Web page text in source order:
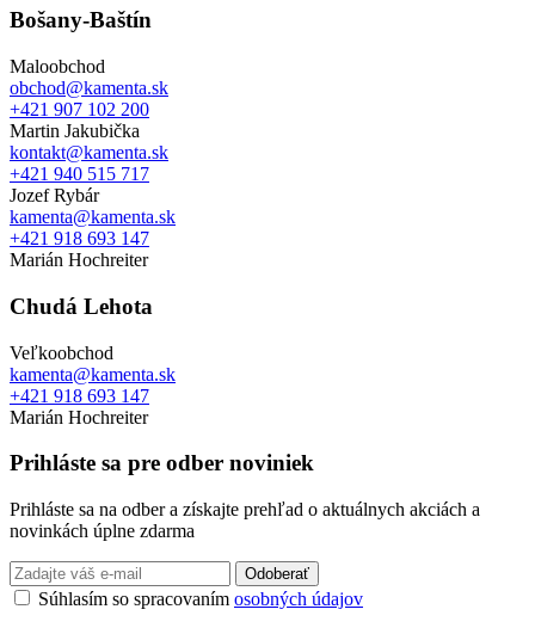
Bošany-Baštín
Maloobchod
obchod@kamenta.sk
+421 907 102 200
Martin Jakubička
kontakt@kamenta.sk
+421 940 515 717
Jozef Rybár
kamenta@kamenta.sk
+421 918 693 147
Marián Hochreiter
Chudá Lehota
Veľkoobchod
kamenta@kamenta.sk
+421 918 693 147
Marián Hochreiter
Prihláste sa pre odber noviniek
Prihláste sa na odber a získajte prehľad o aktuálnych akciách a
novinkách úplne zdarma
Odoberať
Súhlasím so spracovaním osobných údajov